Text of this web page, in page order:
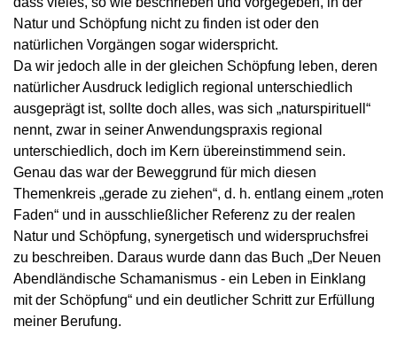
Natur und Schöpfung nicht zu finden ist oder den
natürlichen Vorgängen sogar widerspricht.
Da wir jedoch alle in der gleichen Schöpfung leben, deren
natürlicher Ausdruck lediglich regional unterschiedlich
ausgeprägt ist, sollte doch alles, was sich „naturspirituell“
nennt, zwar in seiner Anwendungspraxis regional
unterschiedlich, doch im Kern übereinstimmend sein.
Genau das war der Beweggrund für mich diesen
Themenkreis „gerade zu ziehen“, d. h. entlang einem „roten
Faden“ und in ausschließlicher Referenz zu der realen
Natur und Schöpfung, synergetisch und widerspruchsfrei
zu beschreiben. Daraus wurde dann das Buch „Der Neuen
Abendländische Schamanismus - ein Leben in Einklang
mit der Schöpfung“ und ein deutlicher Schritt zur Erfüllung
meiner Berufung.